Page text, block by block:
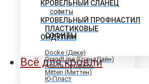
СОФИТЫ
ПЛАСТИКОВЫЕ
СОФИТЫ
Docke (Деке)
GrandLine (ГрандЛайн)
Альта Профиль
Mitten (Миттен)
Ю-Пласт
КРОВЕЛЬНЫЙ СЛАНЕЦ
КРОВЕЛЬНЫЙ ПРОФНАСТИЛ
ОНДУЛИН
Всё для кровли